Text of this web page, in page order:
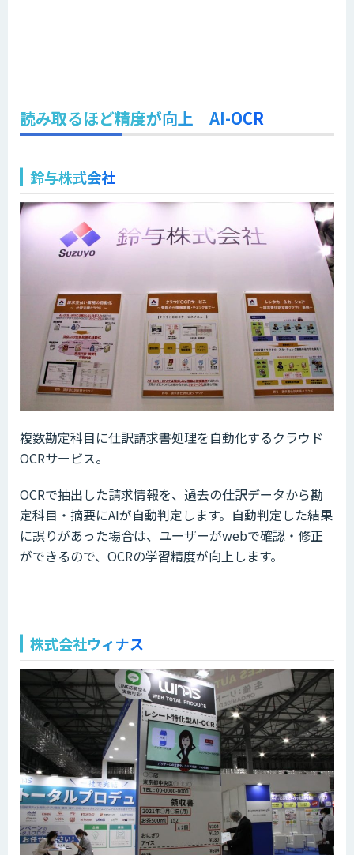
読み取るほど精度が向上 AI-OCR
鈴与株式会社
複数勘定科目に仕訳請求書処理を自動化するクラウド
OCRサービス。
OCRで抽出した請求情報を、過去の仕訳データから勘
定科目・摘要にAIが自動判定します。自動判定した結果
に誤りがあった場合は、ユーザーがwebで確認・修正
ができるので、OCRの学習精度が向上します。
株式会社ウィナス